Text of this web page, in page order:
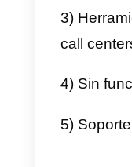
una